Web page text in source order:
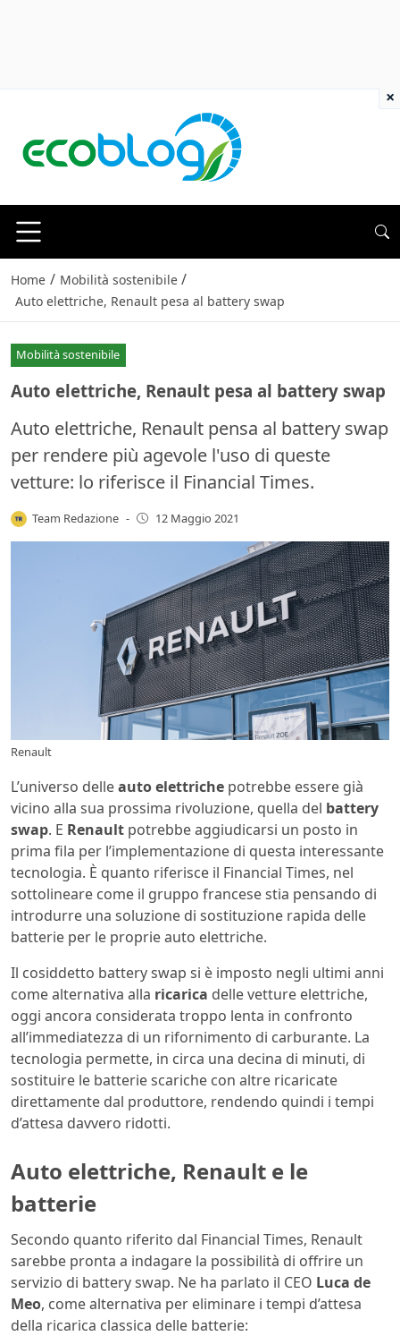
Home / Mobilità sostenibile /
Auto elettriche, Renault pesa al battery swap
Mobilità sostenibile
Auto elettriche, Renault pesa al battery swap
Auto elettriche, Renault pensa al battery swap
per rendere più agevole l'uso di queste
vetture: lo riferisce il Financial Times.
Team Redazione - 12 Maggio 2021
Renault
L’universo delleauto elettriche potrebbe essere già
vicino alla sua prossima rivoluzione, quella del battery
swap. E Renault potrebbe aggiudicarsi un posto in
prima fila per l’implementazione di questa interessante
tecnologia. È quanto riferisce il Financial Times, nel
sottolineare come il gruppo francese stia pensando di
introdurre una soluzione di sostituzione rapida delle
batterie per le proprie auto elettriche.
Il cosiddetto battery swap si è imposto negli ultimi anni
come alternativa alla ricarica delle vetture elettriche,
oggi ancora considerata troppo lenta in confronto
all’immediatezza di un rifornimento di carburante. La
tecnologia permette, in circa una decina di minuti, di
sostituire le batterie scariche con altre ricaricate
direttamente dal produttore, rendendo quindi i tempi
d’attesa davvero ridotti.
Auto elettriche, Renault e le
batterie
Secondo quanto riferito dal Financial Times, Renault
sarebbe pronta a indagare la possibilità di offrire un
servizio di battery swap. Ne ha parlato il CEO Luca de
Meo, come alternativa per eliminare i tempi d’attesa
della ricarica classica delle batterie:
×